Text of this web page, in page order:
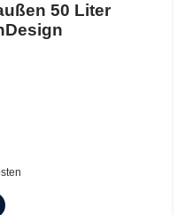
50 Liter